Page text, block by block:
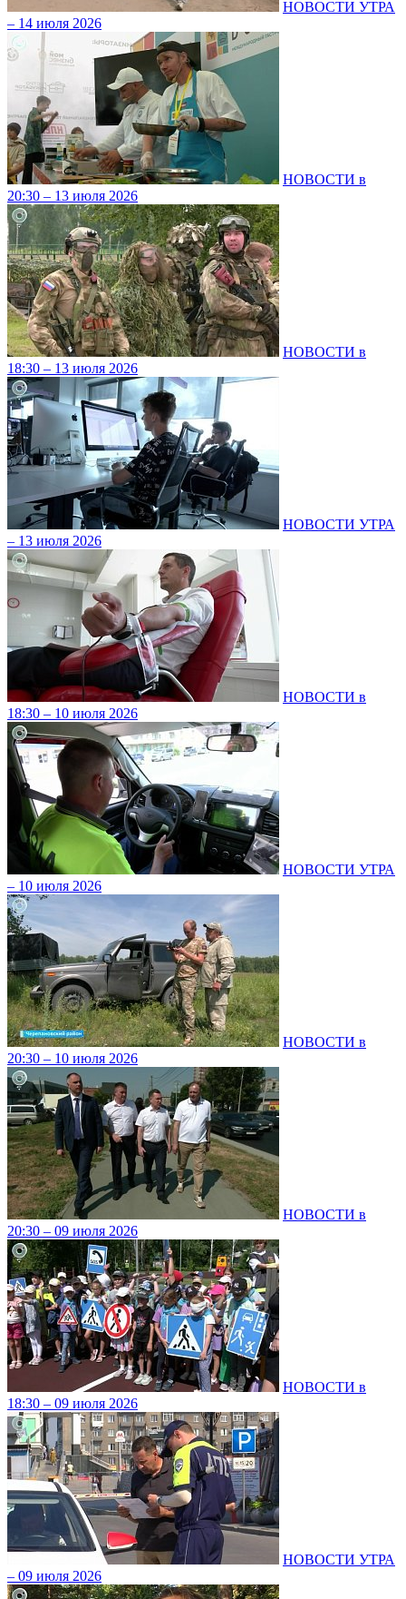
НОВОСТИ УТРА
– 14 июля 2026
НОВОСТИ в
20:30 – 13 июля 2026
НОВОСТИ в
18:30 – 13 июля 2026
НОВОСТИ УТРА
– 13 июля 2026
НОВОСТИ в
18:30 – 10 июля 2026
НОВОСТИ УТРА
– 10 июля 2026
НОВОСТИ в
20:30 – 10 июля 2026
НОВОСТИ в
20:30 – 09 июля 2026
НОВОСТИ в
18:30 – 09 июля 2026
НОВОСТИ УТРА
– 09 июля 2026